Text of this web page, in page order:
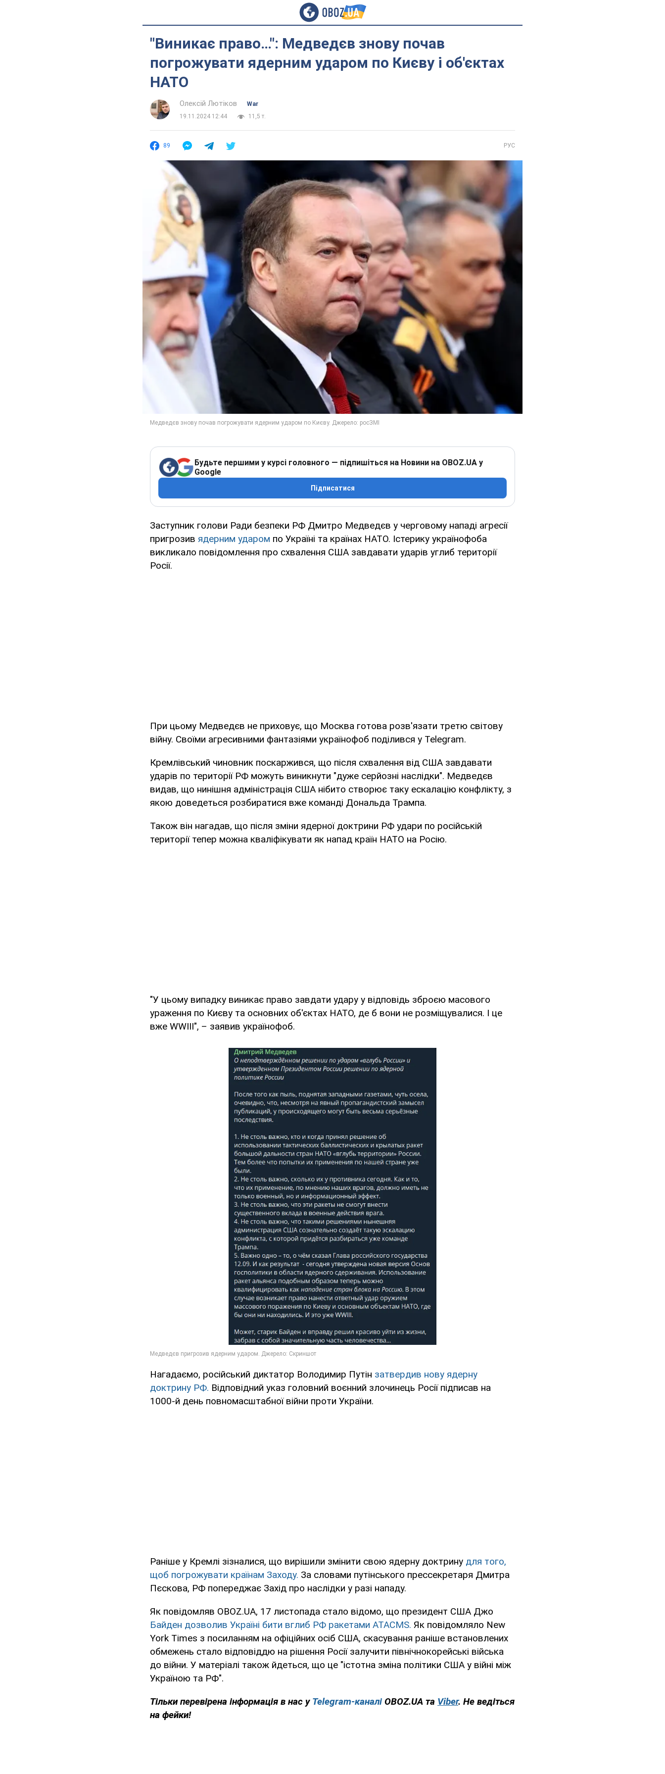
"Виникає право…": Медведєв знову почав
погрожувати ядерним ударом по Києву і об'єктах
НАТО
Олексій Лютіков
War
19.11.2024 12:44
11,5 т.
89 РУС
Будьте першими у курсі головного — підпишіться на Новини на OBOZ.UA у
Google
Підписатися
Заступник голови Ради безпеки РФ Дмитро Медведєв у черговому нападі агресії
пригрозив ядерним ударом по Україні та країнах НАТО. Істерику українофоба
викликало повідомлення про схвалення США завдавати ударів углиб території
Росії.
При цьому Медведєв не приховує, що Москва готова розв'язати третю світову
війну. Своїми агресивними фантазіями українофоб поділився у Telegram.
Кремлівський чиновник поскаржився, що після схвалення від США завдавати
ударів по території РФ можуть виникнути "дуже серйозні наслідки". Медведєв
видав, що нинішня адміністрація США нібито створює таку ескалацію конфлікту, з
якою доведеться розбиратися вже команді Дональда Трампа.
Також він нагадав, що після зміни ядерної доктрини РФ удари по російській
території тепер можна кваліфікувати як напад країн НАТО на Росію.
"У цьому випадку виникає право завдати удару у відповідь зброєю масового
ураження по Києву та основних об'єктах НАТО, де б вони не розміщувалися. І це
вже WWIII", – заявив українофоб.
Нагадаємо, російський диктатор Володимир Путін затвердив нову ядерну
доктрину РФ. Відповідний указ головний воєнний злочинець Росії підписав на
1000-й день повномасштабної війни проти України.
Раніше у Кремлі зізналися, що вирішили змінити свою ядерну доктрину для того,
щоб погрожувати країнам Заходу. За словами путінського прессекретаря Дмитра
Пєскова, РФ попереджає Захід про наслідки у разі нападу.
Як повідомляв OBOZ.UA, 17 листопада стало відомо, що президент США Джо
Байден дозволив Україні бити вглиб РФ ракетами ATACMS. Як повідомляло New
York Times з посиланням на офіційних осіб США, скасування раніше встановлених
обмежень стало відповіддю на рішення Росії залучити північнокорейські війська
до війни. У матеріалі також йдеться, що це "істотна зміна політики США у війні між
Україною та РФ".
Тільки перевірена інформація в нас у Telegram-каналі OBOZ.UA та Viber. Не ведіться
на фейки!